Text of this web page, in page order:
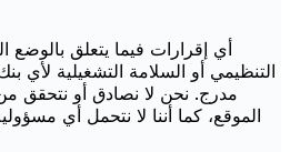
التنظيمي أو السلامة التشغيلية
مدرج. نحن لا نصادق أو نتحقق
الموقع، كما أننا لا نتحمل أي